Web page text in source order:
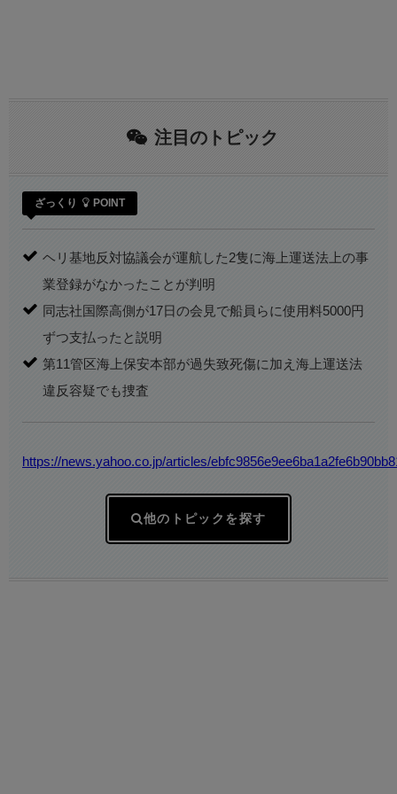
注目のトピック
ざっくり POINT
ヘリ基地反対協議会が運航した2隻に海上運送法上の事
業登録がなかったことが判明
同志社国際高側が17日の会見で船員らに使用料5000円
ずつ支払ったと説明
第11管区海上保安本部が過失致死傷に加え海上運送法
違反容疑でも捜査
https://news.yahoo.co.jp/articles/
他のトピックを探す